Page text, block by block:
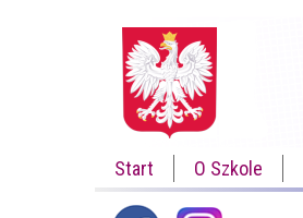
Start O Szkole